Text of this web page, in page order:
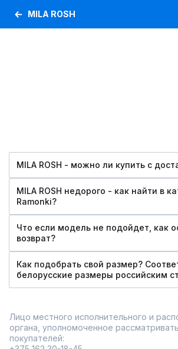
MILA ROSH
MILA ROSH - можно ли купить c
MILA ROSH недорого - как найти в
Ramonki?
Что если модель не подойдет, как
возврат?
Как подобрать свой размер?
белорусские размеры российским
Лицо местного исполнительного и
органа, уполномоченное
покупателей: